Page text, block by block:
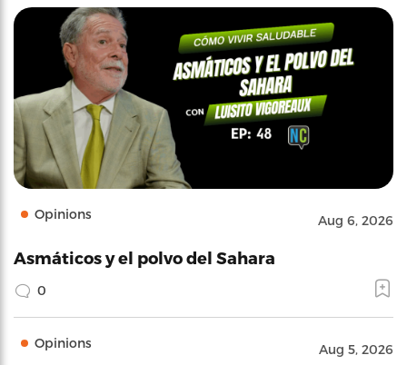
Opinions Aug 6, 2026
Asmáticos y el polvo del Sahara
0
Opinions Aug 5, 2026